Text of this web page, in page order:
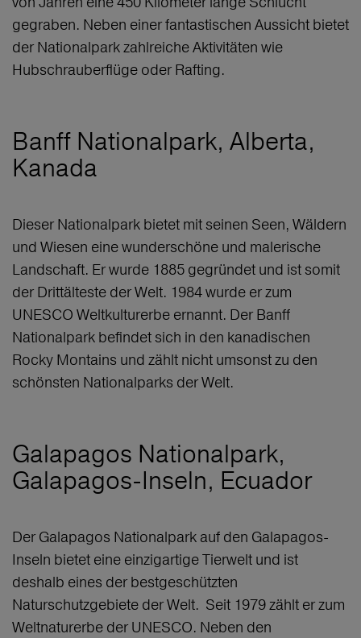
gegraben. Neben einer fantastischen Aussicht bietet
der Nationalpark zahlreiche Aktivitäten wie
Hubschrauberflüge oder Rafting.
Banff Nationalpark, Alberta,
Kanada
Dieser Nationalpark bietet mit seinen Seen, Wäldern
und Wiesen eine wunderschöne und malerische
Landschaft. Er wurde 1885 gegründet und ist somit
der Drittälteste der Welt. 1984 wurde er zum
UNESCO Weltkulturerbe ernannt. Der Banff
Nationalpark befindet sich in den kanadischen
Rocky Montains und zählt nicht umsonst zu den
schönsten Nationalparks der Welt.
Galapagos Nationalpark,
Galapagos-Inseln, Ecuador
Der Galapagos Nationalpark auf den Galapagos-
Inseln bietet eine einzigartige Tierwelt und ist
deshalb eines der bestgeschützten
Naturschutzgebiete der Welt. Seit 1979 zählt er zum
Weltnaturerbe der UNESCO. Neben den